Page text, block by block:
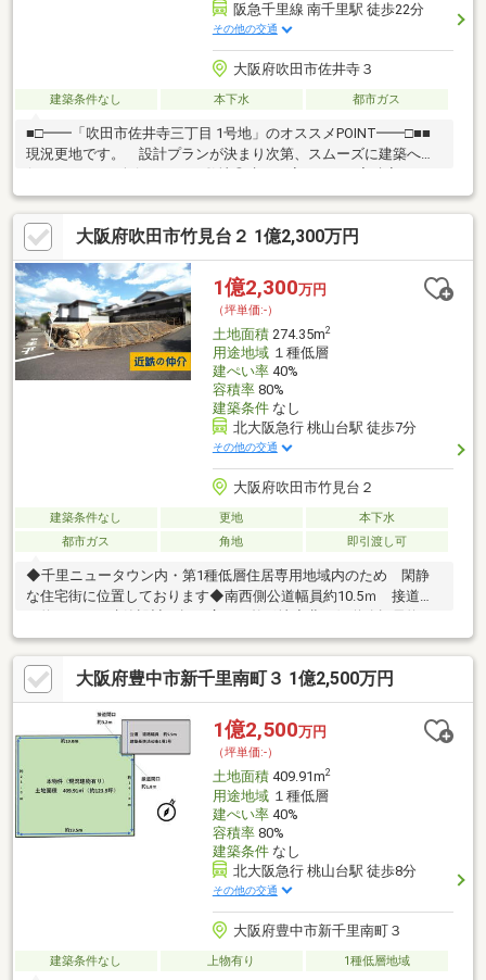
阪急千里線 南千里駅 徒歩22分
その他の交通
大阪府吹田市佐井寺３
建築条件なし 本下水 都市ガス
■□━━「吹田市佐井寺三丁目 1号地」のオススメPOINT━━□■■
現況更地です。 設計プランが決まり次第、スムーズに建築へ移
200%です。■敷地全体を有効に活用し、様々なプランをご検討い
ただけます。■採光を確保しやすい南側にバルコニーを設けるこ
とも◎■第一種中高層住居専用地域内に位置しており、 飲食店
や美容室などの店舗付き住宅や、事務所なども建築可能です。
※詳細はお問い合わせください。■周辺環境・コープこうべコープ
吹田 徒歩7分(約500m)・スギ薬局佐井寺店 徒歩3分(約220m)・
吹田市立佐井寺小学校 徒歩2分(約110m)
大阪府吹田市竹見台２ 1億2,300万円
1億2,300万円
（坪単価:-）
土地面積274.35m2
用途地域１種低層
建ぺい率40%
容積率80%
建築条件なし
北大阪急行 桃山台駅 徒歩7分
その他の交通
大阪府吹田市竹見台２
建築条件なし 更地
本下水
都市ガス
角地 即引渡し可
◆千里ニュータウン内・第1種低層住居専用地域内のため 閑静
な住宅街に位置しております◆南西側公道幅員約10.5ｍ 接道間
ｍ 接道間口約11.6ｍ◆建物参考プラン作成可能です◆千里ニュ
ータウン内・第1種低層住居専用地域内◆ご家族の理想の住まい
をお聞かせください◆子育て世帯に嬉しい住環境が整っていま
す ・千里たけみ小学校：徒歩4分（約250m） ・竹見台中学
校：徒歩5分（約360m） ・竹見公園：徒歩2分（約120m） ・
イズミヤ：徒歩7分（約500ｍ）
大阪府豊中市新千里南町３ 1億2,500万円
1億2,500万円
（坪単価:-）
土地面積409.91m2
用途地域１種低層
建ぺい率40%
容積率80%
建築条件なし
北大阪急行 桃山台駅 徒歩8分
その他の交通
大阪府豊中市新千里南町３
建築条件なし 上物有り 1種低層地域